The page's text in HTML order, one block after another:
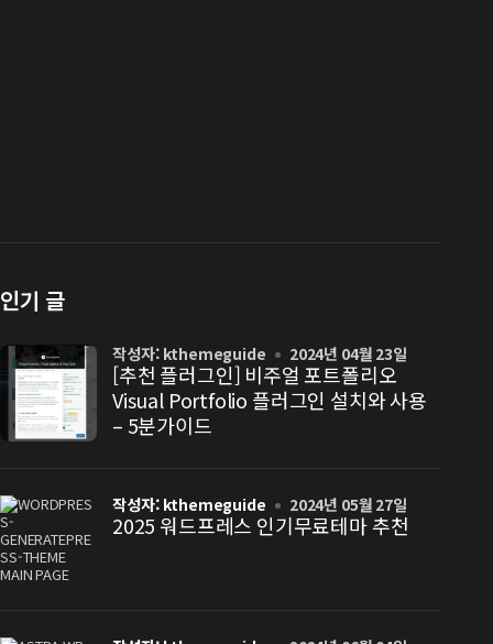
인기 글
[추천 플러그인] 비주얼 포트폴리오
Visual Portfolio 플러그인 설치와 사용
– 5분가이드
작성자: kthemeguide 2024년 04월 23일
2025 워드프레스 인기무료테마 추천
작성자: kthemeguide 2024년 05월 27일